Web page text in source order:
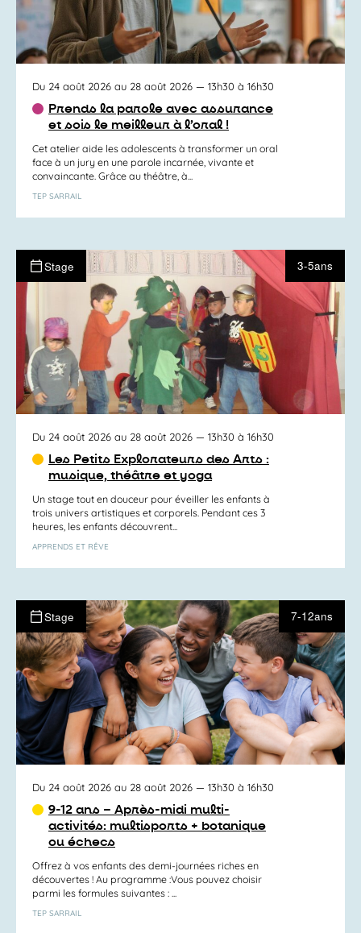
Du 24 août 2026 au 28 août 2026 — 13h30 à 16h30
Prends la parole avec assurance
et sois le meilleur à l’oral !
Cet atelier aide les adolescents à transformer un oral
face à un jury en une parole incarnée, vivante et
convaincante. Grâce au théâtre, à...
TEP SARRAIL
Stage 3-5ans
Du 24 août 2026 au 28 août 2026 — 13h30 à 16h30
Les Petits Explorateurs des Arts :
musique, théâtre et yoga
Un stage tout en douceur pour éveiller les enfants à
trois univers artistiques et corporels. Pendant ces 3
heures, les enfants découvrent...
APPRENDS ET RÊVE
Stage 7-12ans
Du 24 août 2026 au 28 août 2026 — 13h30 à 16h30
9-12 ans – Après-midi multi-
activités: multisports + botanique
ou échecs
Offrez à vos enfants des demi-journées riches en
découvertes ! Au programme :Vous pouvez choisir
parmi les formules suivantes : ...
TEP SARRAIL